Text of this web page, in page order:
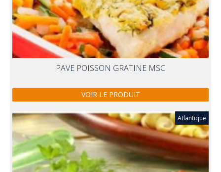
PAVE POISSON GRATINE MSC
VOIR LE PRODUIT
Atlantique